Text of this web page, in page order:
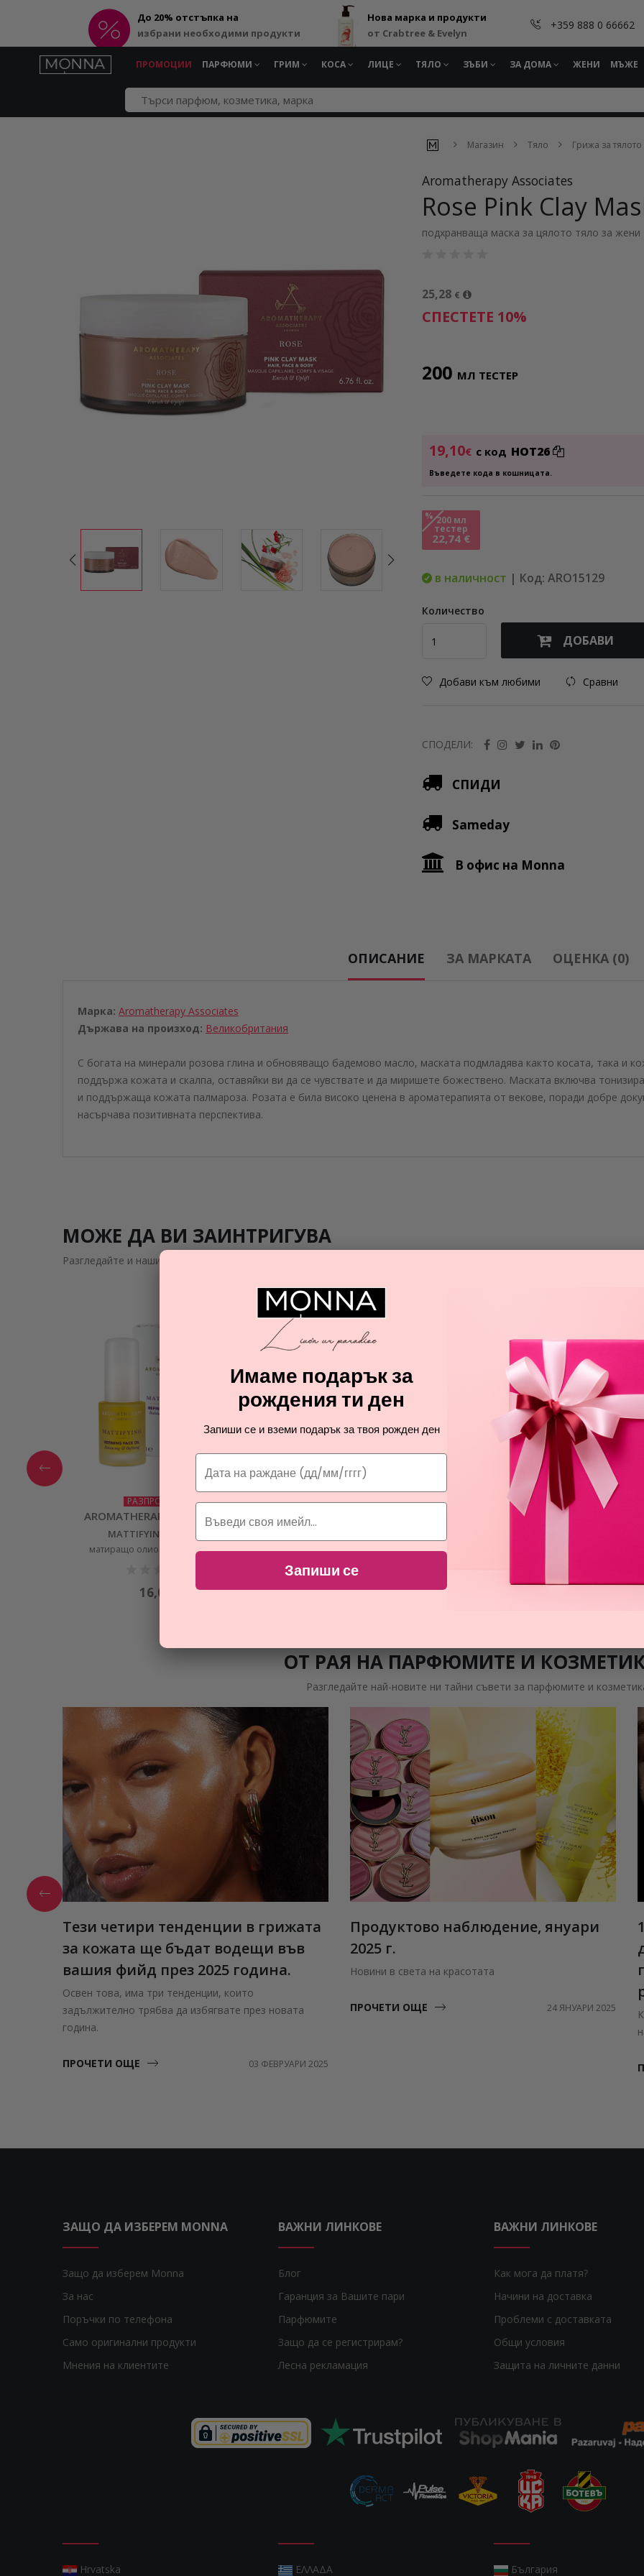
До 20% отстъпка на
избрани необходими продукти
Нова марка и продукти
от Crabtree & Evelyn
+359 888 0 66662
ПРОМОЦИИ ПАРФЮМИ ГРИМ КОСА ЛИЦЕ ТЯЛО ЗЪБИ ЗА ДОМА ЖЕНИ МЪЖЕ
Магазин Тяло Грижа за тялото
Aromatherapy Associates
Rose Pink Clay
подхранваща маска за цялото тяло за жени
25,28 €
СПЕСТЕТЕ 10%
200 МЛ ТЕСТЕР
19,10€ с код HOT26
Въведете кода в кошницата.
% 200 мл
тестер
22,74 €
в наличност | Код: ARO15129
Количество
ДОБАВИ
Добави към любими Сравни
СПОДЕЛИ:
СПИДИ
Sameday
В офис на Monna
ОПИСАНИЕ ЗА МАРКАТА ОЦЕНКА (0)
Марка: Aromatherapy Associates
Държава на произход: Великобритания
С богата на минерали розова глина и обновяващо бадемово масло, маската подмладява както косата, така и
поддържа кожата и скалпа, оставяйки ви да се чувствате и да миришете божествено. Маската включва
и поддържаща кожата палмароза. Розата е била високо ценена в ароматерапията от векове, поради добре
насърчава позитивната перспектива.
МОЖЕ ДА ВИ ЗАИНТРИГУВА
Разгледайте и нашите подобни предложения
РАЗПРОДАЖБА
AROMATHERAPY ASSOCIATES
MATTIFYING REFINING
матиращо олио за лице за жени
16,03
ПРОМОЦИЯ
AROMATHERAPY ASSOCIATES
пилинг за лице за жени
10,95 €
ПРОМОЦИЯ
AROMATHERAPY
ОТ РАЯ НА ПАРФЮМИТЕ И
Разгледайте най-новите ни тайни съвети за парфюмите и
Тези четири тенденции в грижата
за кожата ще бъдат водещи във
вашия фийд през 2025 година.
Освен това, има три тенденции, които
задължително трябва да избягвате през новата
година.
ПРОЧЕТИ ОЩЕ 03 ФЕВРУАРИ 2025
Продуктово наблюдение, януари
2025 г.
Новини в света на красотата
ПРОЧЕТИ ОЩЕ 24 ЯНУАРИ 2025
ЗАЩО ДА ИЗБЕРЕМ MONNA
Защо да изберем Monna
За нас
Поръчки по телефона
Само оригинални продукти
Мнения на клиентите
ВАЖНИ ЛИНКОВЕ
Блог
Гаранция за Вашите пари
Парфюмите
Защо да се регистрирам?
Лесна рекламация
ВАЖНИ ЛИНКОВЕ
Как мога да платя?
Начини на доставка
Проблеми с доставката
Общи условия
Защита на личните данни
Hrvatska ΕΛΛΑΔΑ България
Имаме подарък за
рождения ти ден
Запиши се и вземи подарък за твоя рожден ден
Запиши се